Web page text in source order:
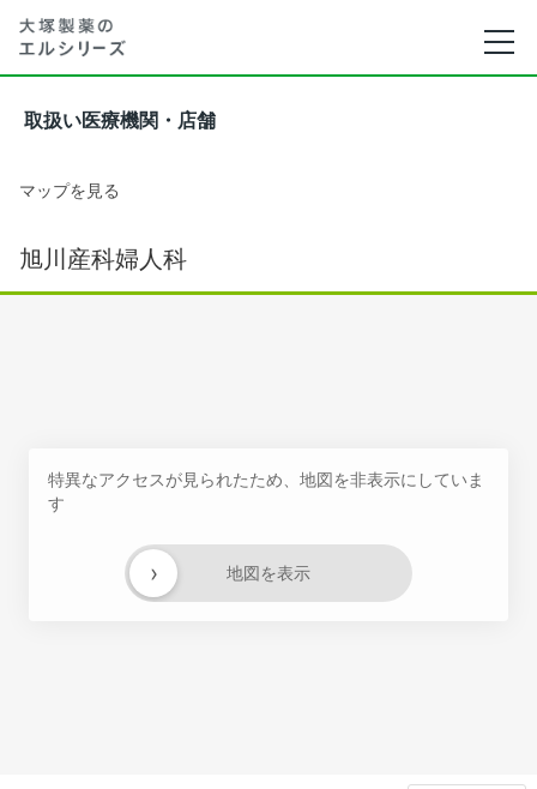
取扱い医療機関・店舗
マップを見る
旭川産科婦人科
特異なアクセスが見られたため、地図を非表示にしていま
す
地図を表示
›